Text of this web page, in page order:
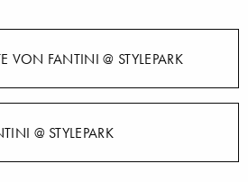
VON FANTINI @ STYLEPARK
@ STYLEPARK